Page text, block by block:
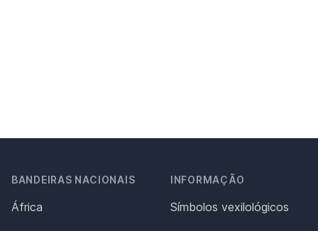
BANDEIRAS NACIONAIS
África
INFORMAÇÃO
Símbolos vexilológicos